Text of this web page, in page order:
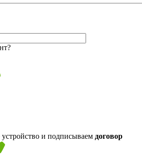
и подписываем договор